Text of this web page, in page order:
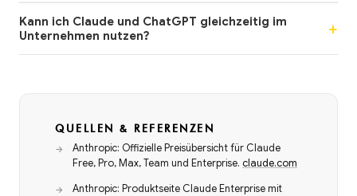
Kann ich Claude und ChatGPT gleichzeitig im
Unternehmen nutzen?
QUELLEN & REFERENZEN
Anthropic: Offizielle Preisübersicht für Claude
Free, Pro, Max, Team und Enterprise. claude.com
Anthropic: Produktseite Claude Enterprise mit